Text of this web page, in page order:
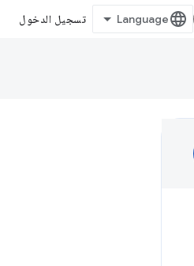
تسجيل الدخول